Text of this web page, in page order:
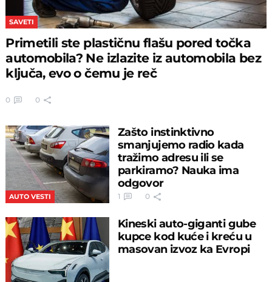
SAVETI
Primetili ste plastičnu flašu pored točka
automobila? Ne izlazite iz automobila bez
ključa, evo o čemu je reč
0 0
AUTO VESTI
Zašto instinktivno
smanjujemo radio kada
tražimo adresu ili se
parkiramo? Nauka ima
odgovor
1 0
Kineski auto-giganti gube
kupce kod kuće i kreću u
masovan izvoz ka Evropi